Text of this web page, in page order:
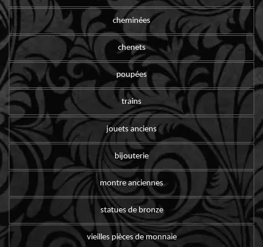
cheminées
chenets
poupées
trains
jouets anciens
bijouterie
montre anciennes
statues de bronze
vieilles pièces de monnaie